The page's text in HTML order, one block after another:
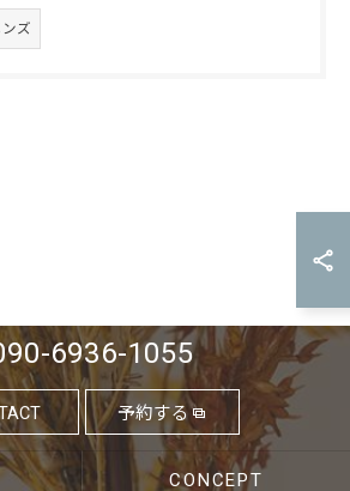
ンズ
6936-1055
予約する
CONCEPT